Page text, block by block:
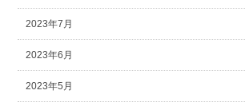
2023年7月
2023年6月
2023年5月